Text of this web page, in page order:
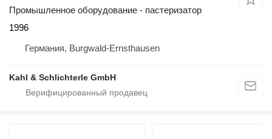
Промышленное оборудование - пастеризатор
1996
Германия, Burgwald-Ernsthausen
Kahl & Schlichterle GmbH